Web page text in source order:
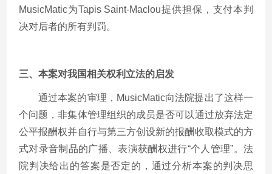
MusicMatic为Tapis Saint-Maclou提供担保，支付本判
决对后者的所有判罚。
三、本案对我国相关权利立法的启发
通过本案的审理，MusicMatic向法院提出了这样一
个问题，非集体管理组织的成员是否可以通过放弃法定
公平报酬权并自行与第三方创设新的报酬收取模式的方
式对录音制品的广播、表演获酬权进行“个人管理”。法
院判决给出的答案是否定的，通过分析本案的判决思